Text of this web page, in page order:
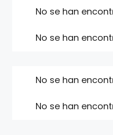
No se han
No se han
No se han
No se han